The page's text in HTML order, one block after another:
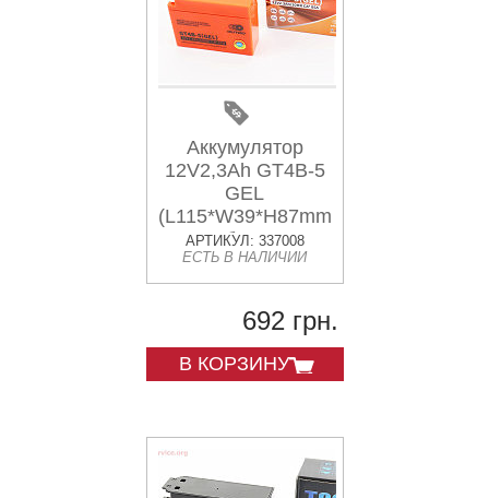
Аккумулятор
12V2,3Ah GT4B-5
GEL
(L115*W39*H87mm)
"таблетка-
Yamaha/suzuki"
АРТИКУЛ: 337008
ЕСТЬ В НАЛИЧИИ
692 грн.
В КОРЗИНУ